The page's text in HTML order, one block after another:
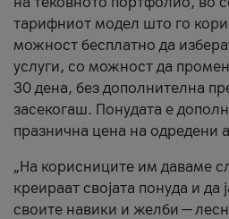
тарифниот модел што го
можност бесплатно да
услуги, со можност да
30 дена, без дополнителна
засекогаш. Понудата е
празнична цена на одредени
„На корисниците им даваме
креираат својата понуда и да
своите навики и желби —